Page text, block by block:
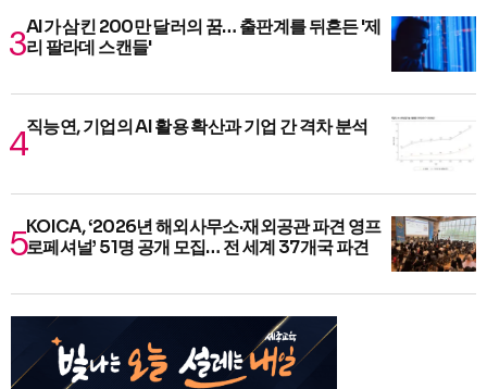
AI가 삼킨 200만 달러의 꿈… 출판계를 뒤흔든 '제
리 팔라데 스캔들'
직능연, 기업의 AI 활용 확산과 기업 간 격차 분석
KOICA, ‘2026년 해외사무소·재외공관 파견 영프
로페셔널’ 51명 공개 모집… 전 세계 37개국 파견